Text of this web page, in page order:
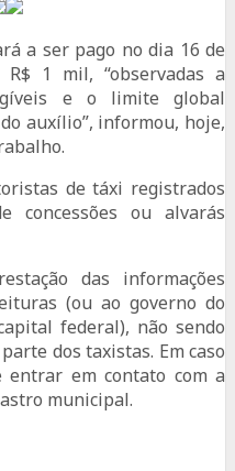
a ser pago no dia 16 de
1 mil, “observadas a
e o limite global
auxílio”, informou, hoje,
de táxi registrados
concessões ou alvarás
das informações
(ou ao governo do
federal), não sendo
dos taxistas. Em caso
entrar em contato com a
municipal.